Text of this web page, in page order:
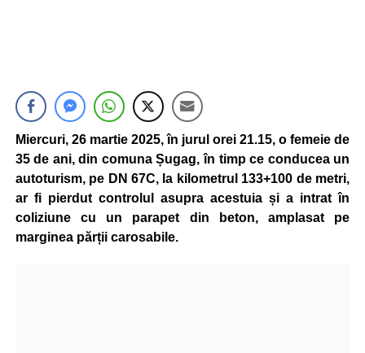
Miercuri, 26 martie 2025, în jurul orei 21.15, o femeie de
35 de ani, din comuna Șugag, în timp ce conducea un
autoturism, pe DN 67C, la kilometrul 133+100 de metri,
ar fi pierdut controlul asupra acestuia și a intrat în
coliziune cu un parapet din beton, amplasat pe
marginea părții carosabile.